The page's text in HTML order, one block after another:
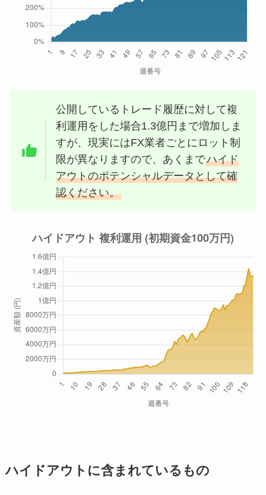
公開しているトレード履歴に対して複
利運用をした場合1.3億円まで増加しま
すが、現実にはFX業者ごとにロット制
限が異なりますので、あくまでハイド
アウトのポテンシャルデータとして確
認ください。
ハイドアウトに含まれているもの